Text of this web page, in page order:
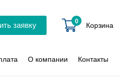
заявку 0 Корзина
О компании Контакты